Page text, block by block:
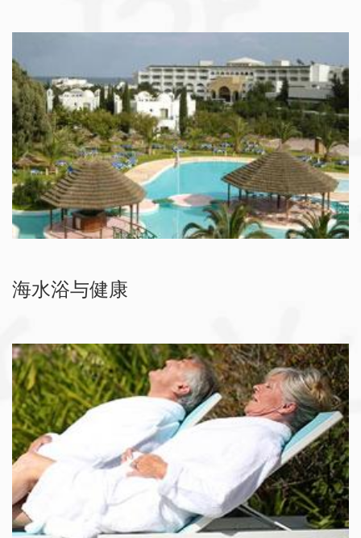
海水浴与健康